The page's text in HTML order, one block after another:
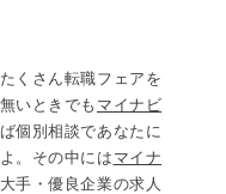
くさん転職フェアを
いときでも マイナビ
個別相談であなたに
。その中には マイナ
手・優良企業の求人